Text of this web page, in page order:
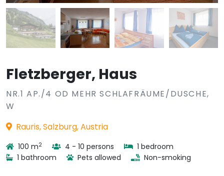
Fletzberger, Haus
NR.1 AP./4 OD MEHR SCHLAFRÄUME/DUSCHE,
W
Rauris, Salzburg, Austria
100 m2 4 - 10 persons
1 bedroom
1 bathroom
Pets allowed Non-smoking